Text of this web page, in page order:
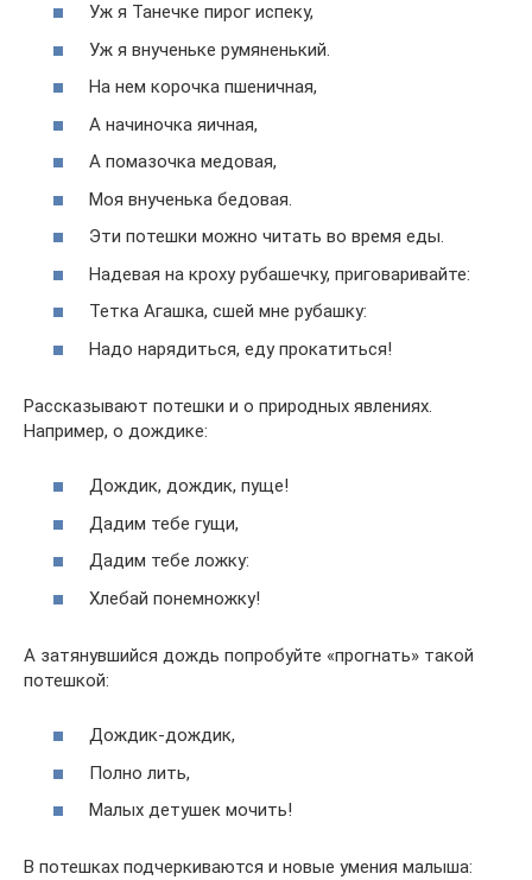
Уж я Танечке пирог испеку,
Уж я внученьке румяненький.
На нем корочка пшеничная,
А начиночка яичная,
А помазочка медовая,
Моя внученька бедовая.
Эти потешки можно читать во время еды.
Надевая на кроху рубашечку, приговаривайте:
Тетка Агашка, сшей мне рубашку:
Надо нарядиться, еду прокатиться!
Рассказывают потешки и о природных явлениях.
Например, о дождике:
Дождик, дождик, пуще!
Дадим тебе гущи,
Дадим тебе ложку:
Хлебай понемножку!
А затянувшийся дождь попробуйте «прогнать» такой
потешкой:
Дождик-дождик,
Полно лить,
Малых детушек мочить!
В потешках подчеркиваются и новые умения малыша: